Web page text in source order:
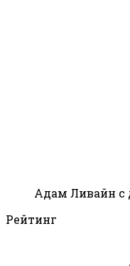
Адам Ливайн с
Рейтинг